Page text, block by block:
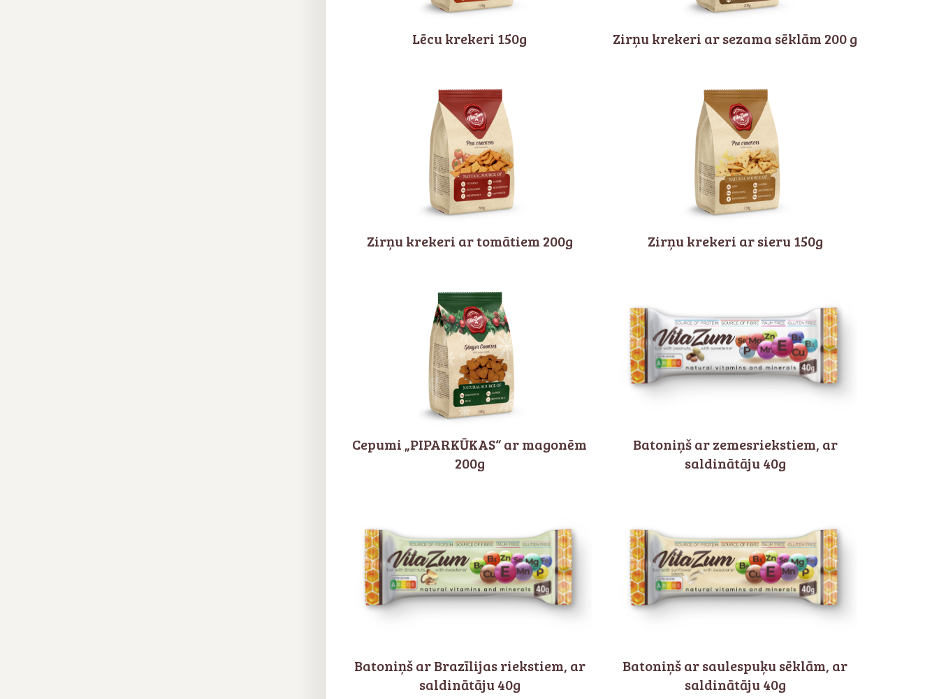
Lēcu krekeri 150g Zirņu krekeri ar sezama sēklām 200 g
Zirņu krekeri ar tomātiem 200g Zirņu krekeri ar sieru 150g
Cepumi „PIPARKŪKAS“ ar magonēm
200g
Batoniņš ar zemesriekstiem, ar
saldinātāju 40g
Batoniņš ar Brazīlijas riekstiem, ar
saldinātāju 40g
Batoniņš ar saulespuķu sēklām, ar
saldinātāju 40g